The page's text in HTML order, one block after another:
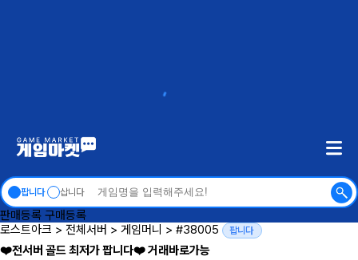
팝니다 삽니다
판매등록 구매등록
로스트아크 > 전체서버 > 게임머니 > #38005 팝니다
❤️전서버 골드 최저가 팝니다❤️ 거래바로가능